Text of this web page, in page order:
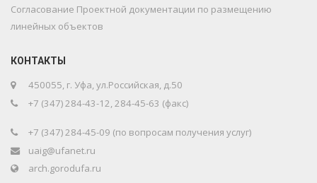
Согласование Проектной документации по размещению
линейных объектов
КОНТАКТЫ
450055, г. Уфа, ул.Российская, д.50
+7 (347) 284-43-12, 284-45-63 (факс)
+7 (347) 284-45-09 (по вопросам получения услуг)
uaig@ufanet.ru
arch.gorodufa.ru